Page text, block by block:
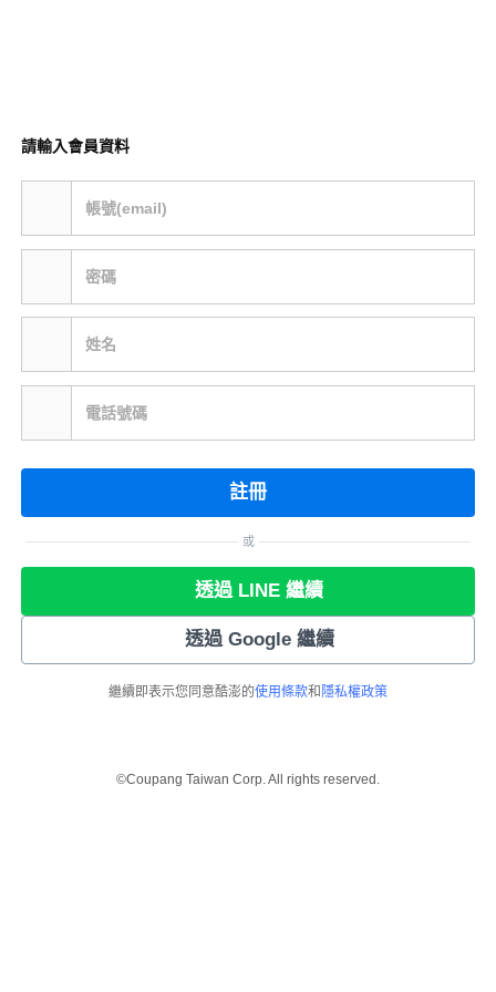
請輸入會員資料
帳號(email)
密碼
姓名
電話號碼
註冊
或
透過 LINE 繼續
透過 Google 繼續
繼續即表示您同意酷澎的使用條款和 隱私權政策
©Coupang Taiwan Corp. All rights reserved.